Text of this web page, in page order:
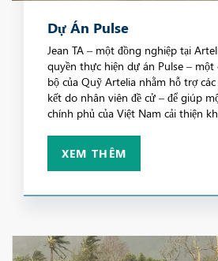
Dự Án Pulse
Jean TA – một đồng nghiệp tại
quyền thực hiện dự án Pulse –
bộ của Quỹ Artelia nhằm hỗ trợ
kết do nhân viên đề cử – để giúp
chính phủ của Việt Nam cải thiện
XEM THÊM